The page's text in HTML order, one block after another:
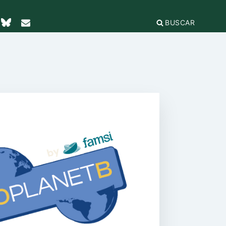
BUSCAR
LA COORDINADORA
por la solidaridad
la ciudadanía global
EL y
de Compras
igualdad